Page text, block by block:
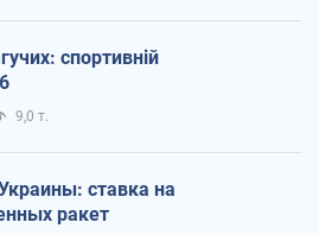
спортивній
9,0 т.
ставка на
ракет